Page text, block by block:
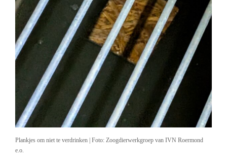
Plankjes om niet te verdrinken | Foto: Zoogdierwerkgroep van IVN Roermond
e.o.